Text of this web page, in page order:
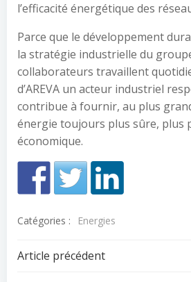
l’efficacité énergétique des
Parce que le développement
la stratégie industrielle du
collaborateurs travaillent
d’AREVA un acteur industriel
contribue à fournir, au plus
énergie toujours plus sûre, plus
économique.
Catégories : Energies
Navigation
Article précédent